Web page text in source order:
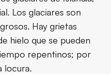
Los glaciares son
Hay grietas
hielo que se pueden
repentinos; por
locura.